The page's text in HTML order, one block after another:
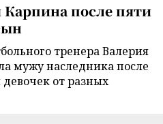
Карпина после пяти
тренера Валерия
мужу наследника после
от разных